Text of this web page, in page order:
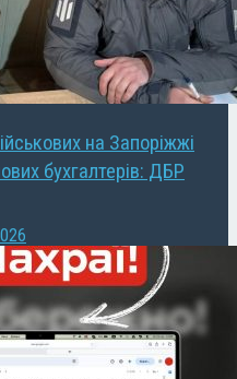
на Запоріжжі
бухгалтерів: ДБР